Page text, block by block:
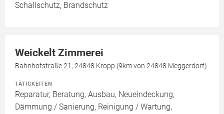
Schallschutz, Brandschutz
Weickelt Zimmerei
Bahnhofstraße 21, 24848 Kropp (9km von 24848 Meggerdorf)
TÄTIGKEITEN
Reparatur, Beratung, Ausbau, Neueindeckung,
Dämmung / Sanierung, Reinigung / Wartung,